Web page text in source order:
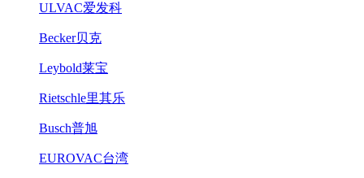
ULVAC爱发科
Becker贝克
Leybold莱宝
Rietschle里其乐
Busch普旭
EUROVAC台湾